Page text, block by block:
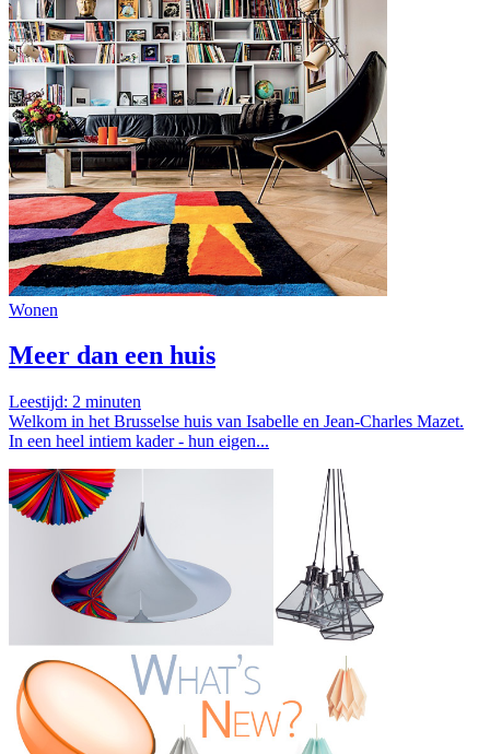
Wonen
Meer dan een huis
Leestijd: 2 minuten
Welkom in het Brusselse huis van Isabelle en Jean-Charles Mazet.
In een heel intiem kader - hun eigen...